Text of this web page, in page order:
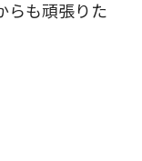
らも頑張りた